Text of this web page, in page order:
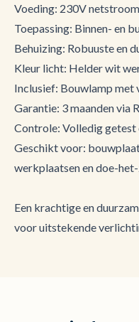
Voeding: 230V netstroom
Toepassing: Binnen- en
Behuizing: Robuuste en
Kleur licht: Helder wit
Inclusief: Bouwlamp met
Garantie: 3 maanden via
Controle: Volledig
Geschikt voor:
werkplaatsen en doe-
Een krachtige en
voor uitstekende